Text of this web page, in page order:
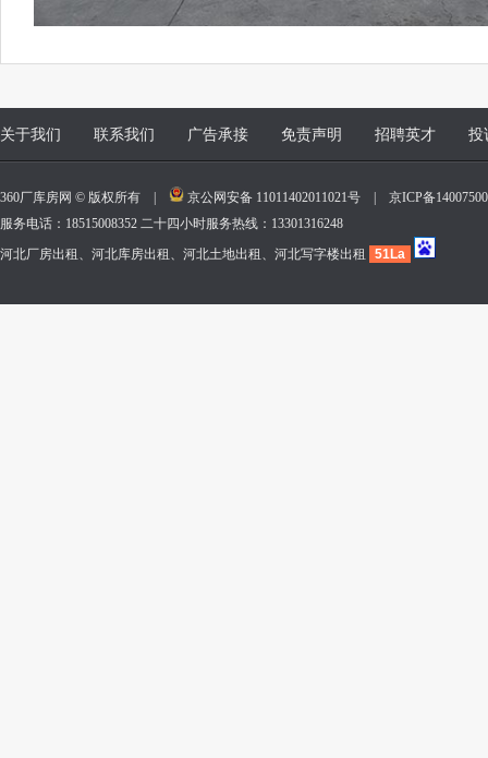
关于我们 联系我们 广告承接 免责声明 招聘英才 投
360厂库房网 © 版权所有 | 京公网安备 11011402011021号
京ICP备
服务电话：18515008352 二十四小时服务热线：13301316248
河北厂房出租、河北库房出租、河北土地出租、河北写字楼出租
51La